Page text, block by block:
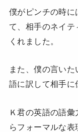
僕がピンチの時に
て、相手のネイ
くれました。
また、僕の言い
語に訳して相手に
Ｋ君の英語の語
らフォーマルな表